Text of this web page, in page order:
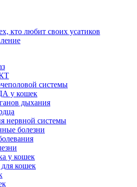
кто любит своих усатиков
системы
у кошек
дыхания
нервной системы
болезни
у кошек
кошек